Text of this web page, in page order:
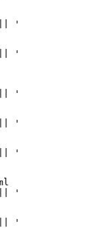
|| '
|| '
|| '
|| '
|| '
|| '
|| '